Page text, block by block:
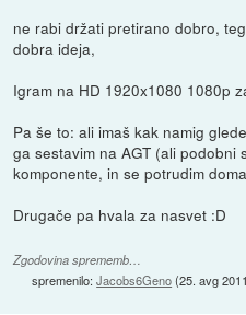
ne rabi držati pretirano dobro,
dobra ideja,
Igram na HD 1920x1080 1080p
Pa še to: ali imaš kak namig
ga sestavim na AGT (ali
komponente, in se potrudim
Drugače pa hvala za nasvet :D
Zgodovina sprememb…
spremenilo:Jacobs6Geno(25. avg